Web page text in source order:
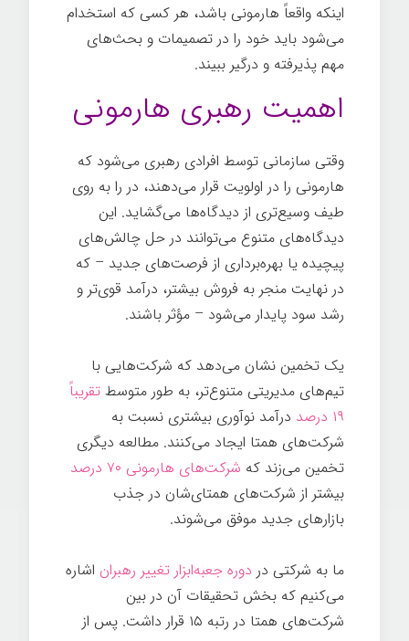
اینکه واقعاً هارمونی باشد، هر کسی که استخدام
می‌شود باید خود را در تصمیمات و بحث‌های
مهم پذیرفته و درگیر ببیند.
اهمیت رهبری هارمونی
وقتی سازمانی توسط افرادی رهبری می‌شود که
هارمونی را در اولویت قرار می‌دهند، در را به روی
طیف وسیع‌تری از دیدگاه‌ها می‌گشاید. این
دیدگاه‌های متنوع می‌توانند در حل چالش‌های
پیچیده یا بهره‌برداری از فرصت‌های جدید – که
در نهایت منجر به فروش بیشتر، درآمد قوی‌تر و
رشد سود پایدار می‌شود – مؤثر باشند.
یک تخمین نشان می‌دهد که شرکت‌هایی با
تیم‌های مدیریتی متنوع‌تر، به طور متوسط ​​​​تقریباً
۱۹ درصد
درآمد نوآوری بیشتری نسبت به
شرکت‌های همتا ایجاد می‌کنند. مطالعه دیگری
تخمین می‌زند که شرکت‌های هارمونی ۷۰ درصد
بیشتر از شرکت‌های همتای‌شان در جذب
بازارهای جدید موفق می‌شوند.
ما به شرکتی در دوره جعبه‌ابزار تغییر رهبران اشاره
می‌کنیم که بخش تحقیقات آن در بین
شرکت‌های همتا در رتبه ۱۵ قرار داشت. پس از